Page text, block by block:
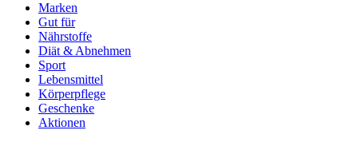
Marken
Gut für
Nährstoffe
Diät & Abnehmen
Sport
Lebensmittel
Körperpflege
Geschenke
Aktionen